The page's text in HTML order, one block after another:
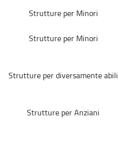
Strutture per Minori
Strutture per Minori
Strutture per diversamente abili
Strutture per Anziani